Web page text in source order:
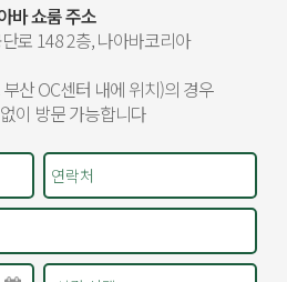
바 쇼룸 주소
로 148 2층, 나아바코리아
산 OC센터 내에 위치)의 경우
이 방문 가능합니다